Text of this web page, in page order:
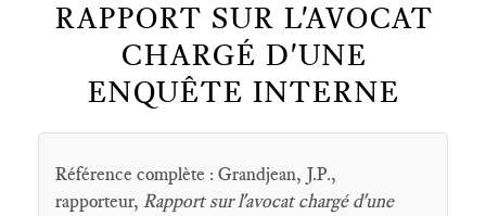
RAPPORT SUR L'AVOCAT
CHARGÉ D'UNE
ENQUÊTE INTERNE
Référence complète : Grandjean, J.P.,
rapporteur, Rapport sur l'avocat chargé d'une